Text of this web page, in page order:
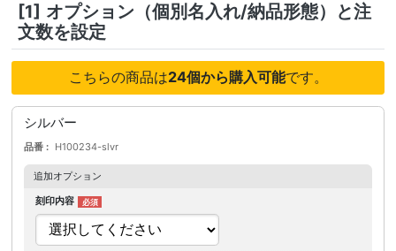
[1] オプション（個別名入れ/納品形態）と注
文数を設定
こちらの商品は24個から購入可能です。
シルバー
品番 H100234-slvr
追加オプション
刻印内容